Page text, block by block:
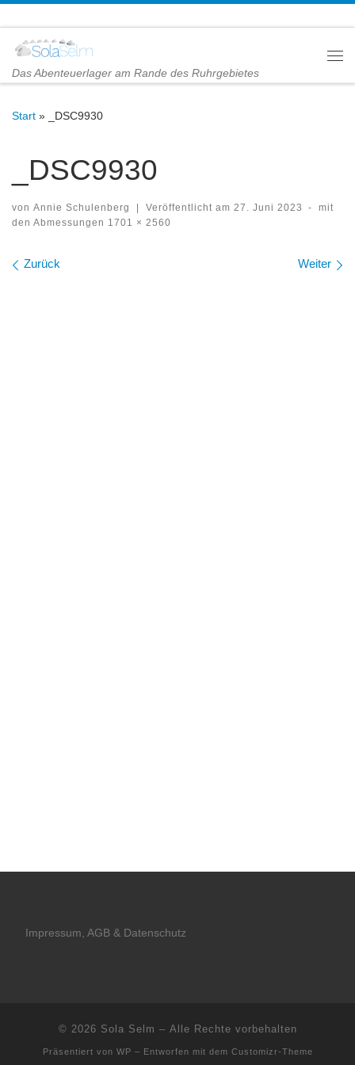
Das Abenteuerlager am Rande des Ruhrgebietes
Start » _DSC9930
_DSC9930
von Annie Schulenberg Veröffentlicht am 27. Juni 2023 -
mit
den Abmessungen 1701 × 2560
Bilder Navigation
Zurück Weiter
Impressum, AGB & Datenschutz
© 2026 Sola Selm – Alle Rechte vorbehalten
Präsentiert von WP – Entworfen mit dem Customizr-Theme